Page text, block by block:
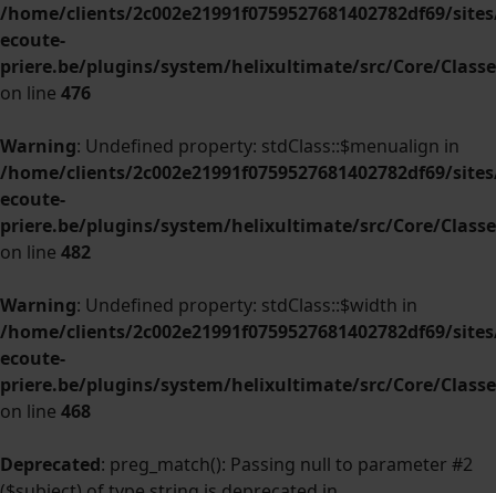
/home/clients/2c002e21991f0759527681402782df69/
ecoute-
priere.be/plugins/system/helixultimate/src/Core/
on line 476
Warning: Undefined property: stdClass::$menualign in
/home/clients/2c002e21991f0759527681402782df69/
ecoute-
priere.be/plugins/system/helixultimate/src/Core/
on line 482
Warning: Undefined property: stdClass::$width in
/home/clients/2c002e21991f0759527681402782df69/
ecoute-
priere.be/plugins/system/helixultimate/src/Core/
on line 468
Deprecated: preg_match(): Passing null to parameter #2